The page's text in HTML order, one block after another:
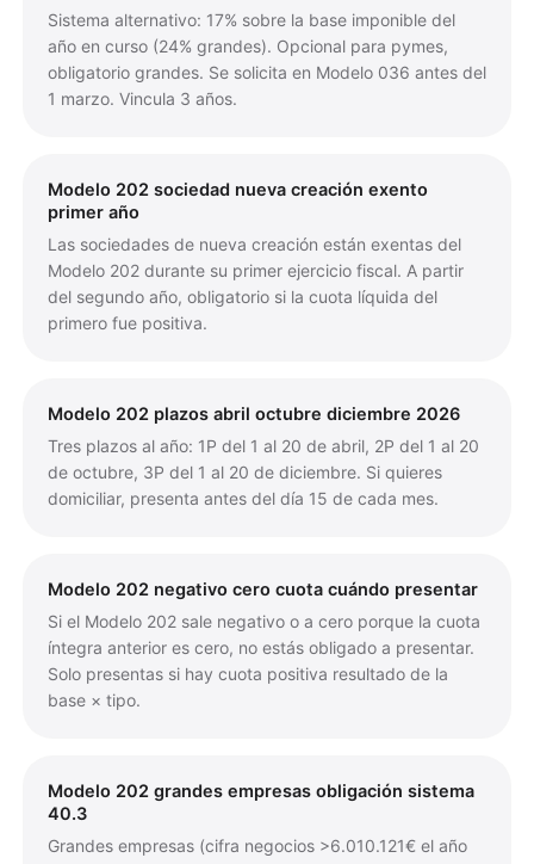
Sistema alternativo: 17% sobre la base imponible del
año en curso (24% grandes). Opcional para pymes,
obligatorio grandes. Se solicita en Modelo 036 antes del
1 marzo. Vincula 3 años.
Modelo 202 sociedad nueva creación exento
primer año
Las sociedades de nueva creación están exentas del
Modelo 202 durante su primer ejercicio fiscal. A partir
del segundo año, obligatorio si la cuota líquida del
primero fue positiva.
Modelo 202 plazos abril octubre diciembre 2026
Tres plazos al año: 1P del 1 al 20 de abril, 2P del 1 al 20
de octubre, 3P del 1 al 20 de diciembre. Si quieres
domiciliar, presenta antes del día 15 de cada mes.
Modelo 202 negativo cero cuota cuándo presentar
Si el Modelo 202 sale negativo o a cero porque la cuota
íntegra anterior es cero, no estás obligado a presentar.
Solo presentas si hay cuota positiva resultado de la
base × tipo.
Modelo 202 grandes empresas obligación sistema
40.3
Grandes empresas (cifra negocios >6.010.121€ el año